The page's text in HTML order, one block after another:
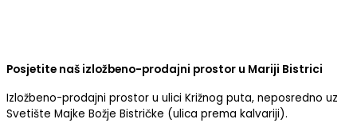
Posjetite naš izložbeno-prodajni prostor u Mariji Bistrici
Izložbeno-prodajni prostor u ulici Križnog puta, neposredno uz
Svetište Majke Božje Bistričke (ulica prema kalvariji).